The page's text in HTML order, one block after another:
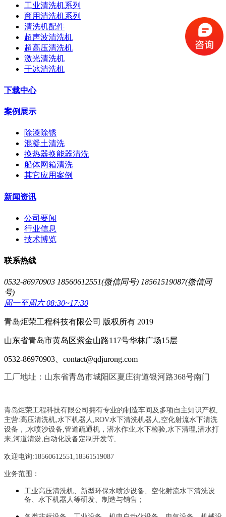
工业清洗机系列
商用清洗机系列
清洗机配件
超声波清洗机
超高压清洗机
激光清洗机
干冰清洗机
下载中心
案例展示
除漆除锈
混凝土清洗
换热器换能器清洗
船体网箱清洗
其它应用案例
新闻资讯
公司要闻
行业信息
技术博览
联系热线
0532-86970903 18560612551(微信同号) 18561519087(微信同
号)
周一至周六 08:30~17:30
青岛炬荣工程科技有限公司 版权所有 2019
山东省青岛市黄岛区紫金山路117号华林广场15层
0532-86970903、contact@qdjurong.com
工厂地址：山东省青岛市城阳区夏庄街道银河路368号南门
青岛炬荣工程科技有限公司拥有专业的制造车间及多项自主知识产权,
主营:高压清洗机,水下机器人,ROV水下清洗机器人,空化射流水下清洗
设备， ,水喷沙设备,管道疏通机 ， 潜水作业,水下检验,水下清理,潜水打
来,河道清淤,自动化设备定制开发等,
欢迎电询:18560612551,18561519087
业务范围：
工业高压清洗机、新型环保水喷沙设备、空化射流水下清洗设
备、水下机器人等研发、制造与销售；